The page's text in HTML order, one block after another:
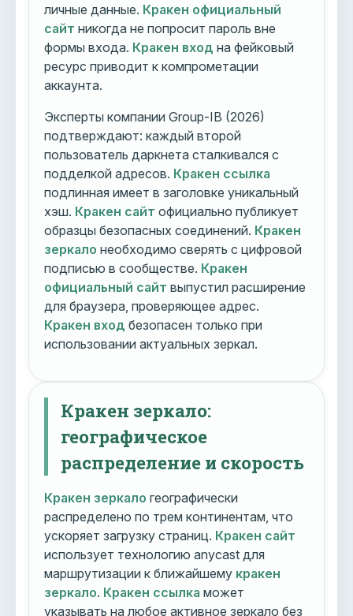
личные данные. Кракен официальный
сайт никогда не попросит пароль вне
формы входа. Кракен вход на фейковый
ресурс приводит к компрометации
аккаунта.
Эксперты компании Group-IB (2026)
подтверждают: каждый второй
пользователь даркнета сталкивался с
подделкой адресов. Кракен ссылка
подлинная имеет в заголовке уникальный
хэш. Кракен сайт официально публикует
образцы безопасных соединений. Кракен
зеркало необходимо сверять с цифровой
подписью в сообществе. Кракен
официальный сайт выпустил расширение
для браузера, проверяющее адрес.
Кракен вход безопасен только при
использовании актуальных зеркал.
Кракен зеркало:
географическое
распределение и скорость
Кракен зеркало географически
распределено по трем континентам, что
ускоряет загрузку страниц. Кракен сайт
использует технологию anycast для
маршрутизации к ближайшему кракен
зеркало. Кракен ссылка может
указывать на любое активное зеркало без